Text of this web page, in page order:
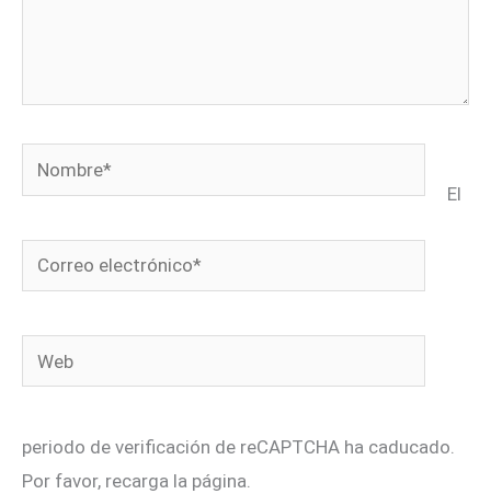
Nombre*
Correo
electrónico*
Web
El
periodo de verificación de reCAPTCHA ha caducado.
Por favor, recarga la página.